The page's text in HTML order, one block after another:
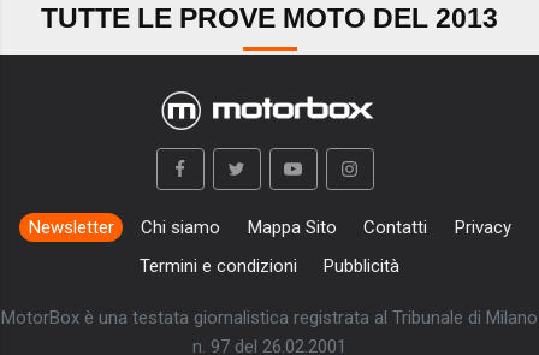
TUTTE LE PROVE MOTO DEL 2013
Newsletter Chi siamo Mappa Sito Contatti
Privacy
Termini e condizioni
Pubblicità
MotorBox è una testata giornalistica registrata al Tribunale di Milano
n. 97 del 26.02.2001